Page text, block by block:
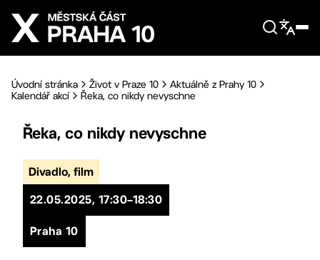
Přejít na hlavní obsah
Úvodní stránka Život v Praze 10
Aktuálně z Prahy 10
Kalendář akcí
Řeka, co nikdy nevyschne
Řeka, co nikdy nevyschne
Divadlo, film
22.05.2025, 17:30–18:30
Praha 10